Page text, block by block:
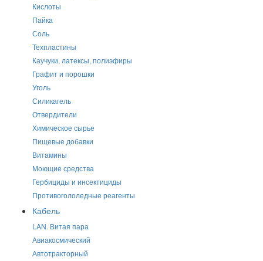
Кислоты
Пайка
Соль
Техпластины
Каучуки, латексы, полиэфиры
Графит и порошки
Уголь
Силикагель
Отвердители
Химическое сырье
Пищевые добавки
Витамины
Моющие средства
Гербициды и инсектициды
Противогололедные реагенты
Кабель
LAN. Витая пара
Авиакосмический
Автотракторный